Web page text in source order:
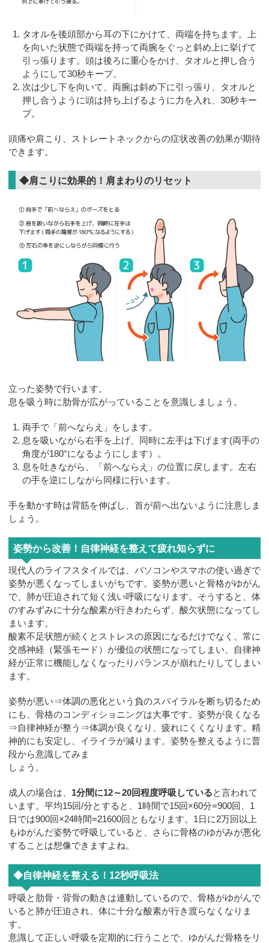
タオルを後頭部から耳の下にかけて、両端を持ちます。上
を向いた状態で両端を持って両腕をぐっと斜め上に挙げて
引っ張ります。頭は後ろに重心をかけ、タオルと押し合う
ようにして30秒キープ。
次は少し下を向いて、両腕は斜め下に引っ張り、タオルと
押し合うように頭は持ち上げるように力を入れ、30秒キー
プ。
頭痛や肩こり、ストレートネックからの症状改善の効果が期待
できます。
◆肩こりに効果的！肩まわりのリセット
立った姿勢で行います。
息を吸う時に肋骨が広がっていることを意識しましょう。
両手で「前へならえ」をします。
息を吸いながら右手を上げ、同時に左手は下げます(両手の
角度が180°になるようにします）。
息を吐きながら、「前へならえ」の位置に戻します。左右
の手を逆にしながら同様に行います。
手を動かす時は背筋を伸ばし、首が前へ出ないように注意しま
しょう。
姿勢から改善！自律神経を整えて疲れ知らずに
現代人のライフスタイルでは、パソコンやスマホの使い過ぎで
姿勢が悪くなってしまいがちです。姿勢が悪いと骨格がゆがん
で、肺が圧迫されて短く浅い呼吸になります。そうすると、体
のすみずみに十分な酸素が行きわたらず、酸欠状態になってし
まいます。
酸素不足状態が続くとストレスの原因になるだけでなく、常に
交感神経（緊張モード）が優位の状態になってしまい、自律神
経が正常に機能しなくなったりバランスが崩れたりしてしまい
ます。
姿勢が悪い⇒体調の悪化という負のスパイラルを断ち切るため
にも、骨格のコンディショニングは大事です。姿勢が良くなる
⇒自律神経が整う⇒体調が良くなり、疲れにくくなります。精
神的にも安定し、イライラが減ります。姿勢を整えるように普
段から意識してみま
しょう。
成人の場合は、 1分間に12～20回程度呼吸していると言われて
います。平均15回/分とすると、1時間で15回×60分=900回、1
日では900回×24時間=21600回ともなります。1日に2万回以上
もゆがんだ姿勢で呼吸していると、さらに骨格のゆがみが悪化
することは想像できますよね。
◆自律神経を整える！12秒呼吸法
呼吸と肋骨・背骨の動きは連動しているので、骨格がゆがんで
いると肺が圧迫され、体に十分な酸素が行き渡らなくなりま
す。
意識して正しい呼吸を定期的に行うことで、ゆがんだ骨格をリ